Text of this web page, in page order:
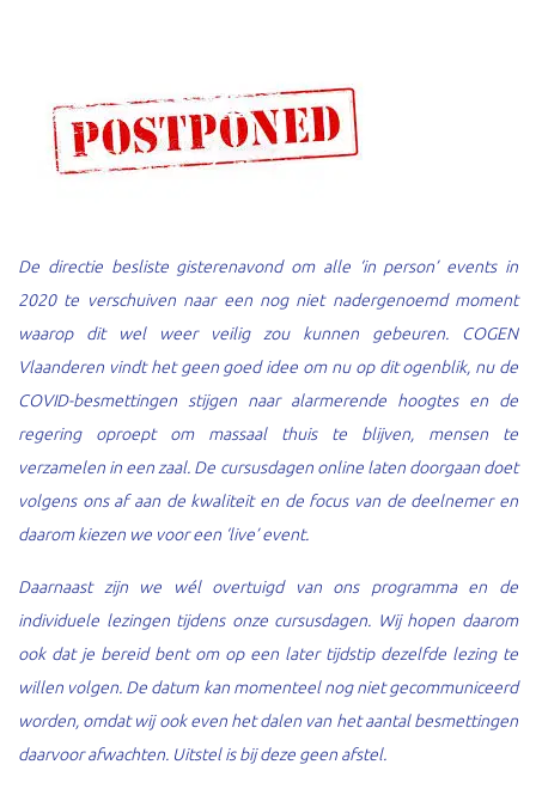
De directie besliste gisterenavond om alle ‘in person’ events in
2020 te verschuiven naar een nog niet nadergenoemd moment
waarop dit wel weer veilig zou kunnen gebeuren. COGEN
Vlaanderen vindt het geen goed idee om nu op dit ogenblik, nu de
COVID-besmettingen stijgen naar alarmerende hoogtes en de
regering oproept om massaal thuis te blijven, mensen te
verzamelen in een zaal. De cursusdagen online laten doorgaan doet
volgens ons af aan de kwaliteit en de focus van de deelnemer en
daarom kiezen we voor een ‘live’ event.
Daarnaast zijn we wél overtuigd van ons programma en de
individuele lezingen tijdens onze cursusdagen. Wij hopen daarom
ook dat je bereid bent om op een later tijdstip dezelfde lezing te
willen volgen. De datum kan momenteel nog niet gecommuniceerd
worden, omdat wij ook even het dalen van het aantal besmettingen
daarvoor afwachten. Uitstel is bij deze geen afstel.